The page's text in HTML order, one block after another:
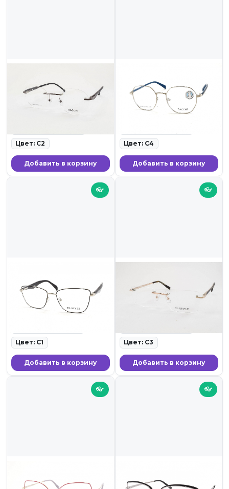
DACCHI 33363 C2
ID: 19761 • Оправы для очков
Цвет: C2
Добавить в корзину
DACCHI 31541 C4
ID: 19756 • Оправы для очков
• 23.11.25
Цвет: C4
Добавить в корзину
👓
BL-STYLE LE6309 C1
ID: 19752 • Оправы для очков
• 23.11.25
Цвет: C1
Добавить в корзину
👓
BL-STYLE LE6196 C3
ID: 19750 • Оправы для очков
Цвет: C3
Добавить в корзину
👓
BL-STYLE LE6155 C3
👓
BL-STYLE JD6909 C1